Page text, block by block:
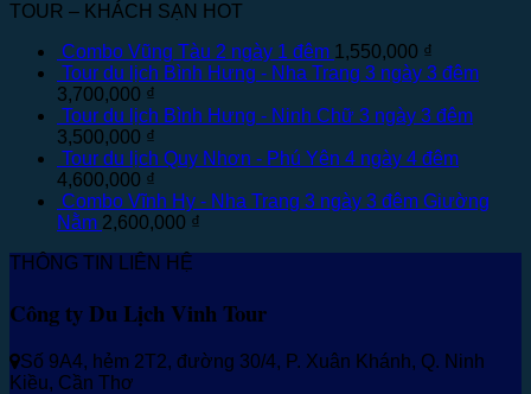
TOUR – KHÁCH SẠN HOT
Combo Vũng Tàu 2 ngày 1 đêm 1,550,000 ₫
Tour du lịch Bình Hưng - Nha Trang 3 ngày 3 đêm
3,700,000 ₫
Tour du lịch Bình Hưng - Ninh Chữ 3 ngày 3 đêm
3,500,000 ₫
Tour du lịch Quy Nhơn - Phú Yên 4 ngày 4 đêm
4,600,000 ₫
Combo Vĩnh Hy - Nha Trang 3 ngày 3 đêm Giường
Nằm 2,600,000 ₫
THÔNG TIN LIÊN HỆ
Công ty Du Lịch Vinh Tour
Số 9A4, hẻm 2T2, đường 30/4, P. Xuân Khánh, Q. Ninh
Kiều, Cần Thơ